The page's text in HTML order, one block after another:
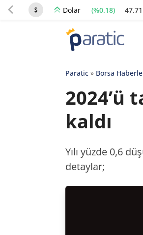
Dolar (%0.18) 47.71
Paratic» Borsa
2024’ü
kaldı
Yılı yüzde 0,6
detaylar;